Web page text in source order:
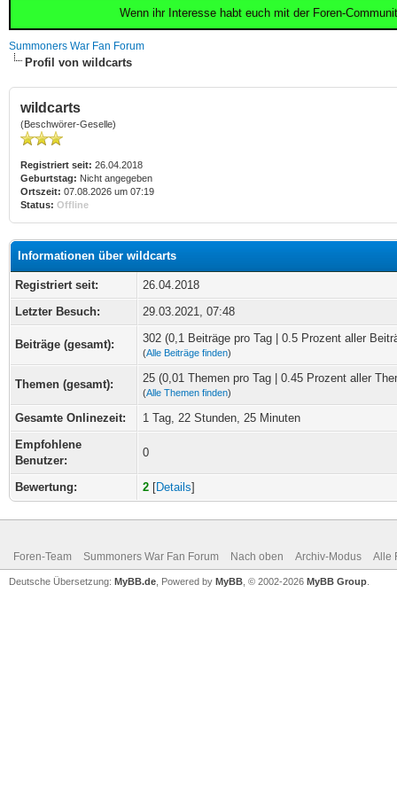
Wenn ihr Interesse habt euch mit der Foren-
Summoners War Fan Forum
Profil von wildcarts
wildcarts
(Beschwörer-Geselle)
Registriert seit: 26.04.2018
Geburtstag: Nicht angegeben
Ortszeit: 07.08.2026 um 07:19
Status: Offline
Informationen über wildcarts
Registriert seit:
26.04.2018
Letzter Besuch:
29.03.2021, 07:48
Beiträge (gesamt): 302 (0,1 Beiträge pro Tag | 0.5 Prozent aller
(Alle Beiträge finden)
Themen (gesamt): 25 (0,01 Themen pro Tag | 0.45 Prozent aller
(Alle Themen finden)
Gesamte Onlinezeit:
1 Tag, 22 Stunden, 25 Minuten
Empfohlene
Benutzer:
0
Bewertung: 2 [Details]
Foren-Team Summoners War Fan Forum Nach oben Archiv-Modus Alle
Deutsche Übersetzung: MyBB.de , Powered by MyBB , © 2002-2026 MyBB Group